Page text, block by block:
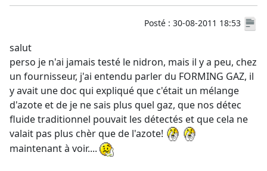
Posté : 30-08-2011 18:53
salut
perso je n'ai jamais testé le nidron, mais il y a peu, chez
un fournisseur, j'ai entendu parler du FORMING GAZ, il
y avait une doc qui expliqué que c'était un mélange
d'azote et de je ne sais plus quel gaz, que nos détec
fluide traditionnel pouvait les détectés et que cela ne
valait pas plus chèr que de l'azote!
maintenant à voir....